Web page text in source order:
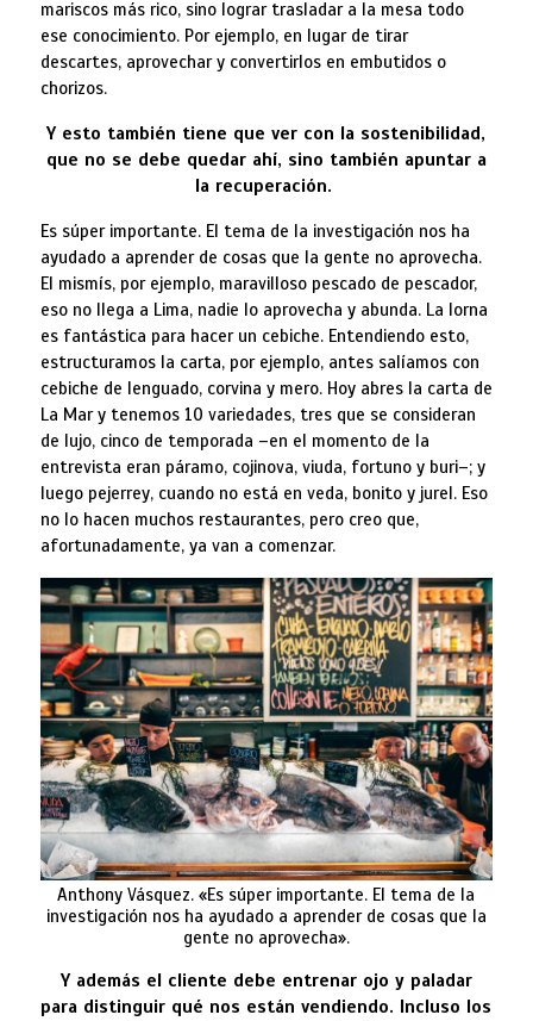
mariscos más rico, sino lograr trasladar a la mesa todo
ese conocimiento. Por ejemplo, en lugar de tirar
descartes, aprovechar y convertirlos en embutidos o
chorizos.
Y esto también tiene que ver con la sostenibilidad,
que no se debe quedar ahí, sino también apuntar a
la recuperación.
Es súper importante. El tema de la investigación nos ha
ayudado a aprender de cosas que la gente no aprovecha.
El mismís, por ejemplo, maravilloso pescado de pescador,
eso no llega a Lima, nadie lo aprovecha y abunda. La lorna
es fantástica para hacer un cebiche. Entendiendo esto,
estructuramos la carta, por ejemplo, antes salíamos con
cebiche de lenguado, corvina y mero. Hoy abres la carta de
La Mar y tenemos 10 variedades, tres que se consideran
de lujo, cinco de temporada –en el momento de la
entrevista eran páramo, cojinova, viuda, fortuno y buri–; y
luego pejerrey, cuando no está en veda, bonito y jurel. Eso
no lo hacen muchos restaurantes, pero creo que,
afortunadamente, ya van a comenzar.
Anthony Vásquez. «Es súper importante. El tema de la
investigación nos ha ayudado a aprender de cosas que la
gente no aprovecha».
Y además el cliente debe entrenar ojo y paladar
para distinguir qué nos están vendiendo. Incluso los